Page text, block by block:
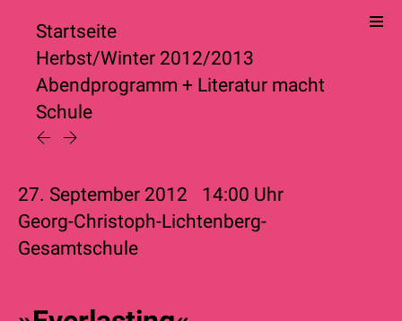
Startseite
Herbst/Winter 2012/2013
Abendprogramm + Literatur macht
Schule
27. September 2012 14:00 Uhr
Georg-Christoph-Lichtenberg-
Gesamtschule